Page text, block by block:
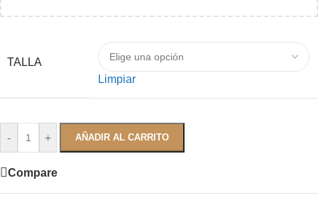
TALLA
Limpiar
- + AÑADIR AL CARRITO
Compare